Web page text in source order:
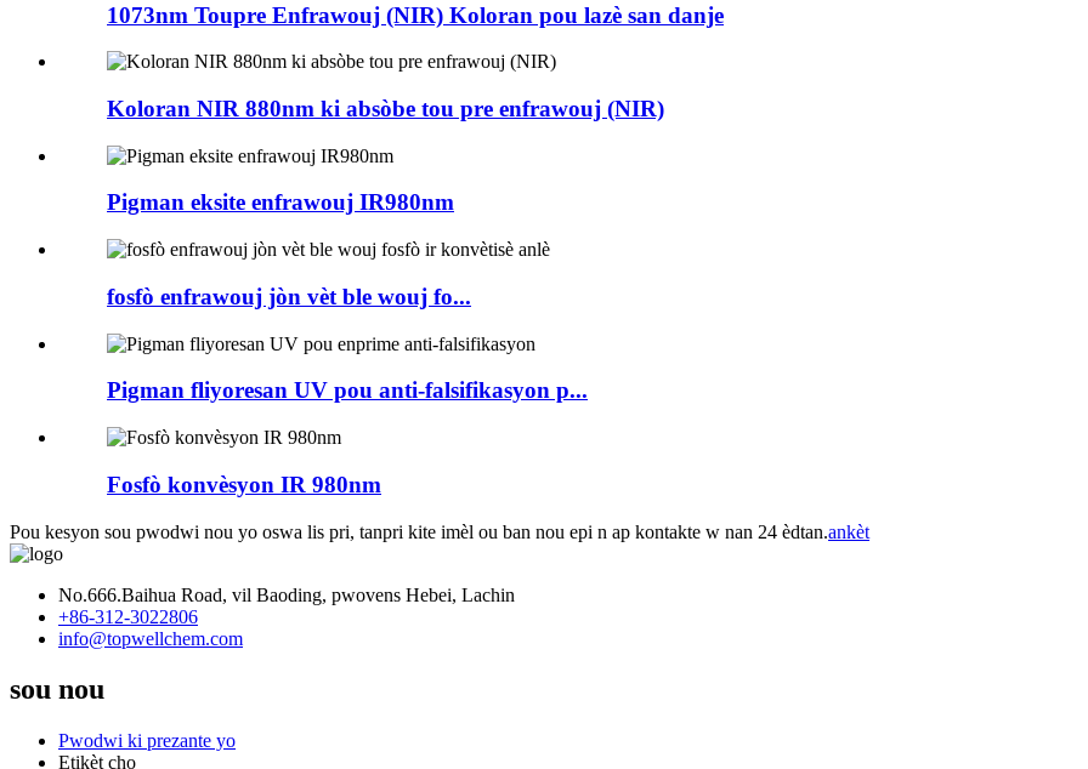
1073nm Toupre Enfrawouj (NIR) Koloran pou lazè san danje
Koloran NIR 880nm ki absòbe tou pre enfrawouj (NIR)
Pigman eksite enfrawouj IR980nm
fosfò enfrawouj jòn vèt ble wouj fo...
Pigman fliyoresan UV pou anti-falsifikasyon p...
Fosfò konvèsyon IR 980nm
Pou kesyon sou pwodwi nou yo oswa lis pri, tanpri kite imèl ou ban nou epi n ap kontakte w nan 24 èdtan.ankèt
No.666.Baihua Road, vil Baoding, pwovens Hebei, Lachin
+86-312-3022806
info@topwellchem.com
sou nou
Pwodwi ki prezante yo
Etikèt cho